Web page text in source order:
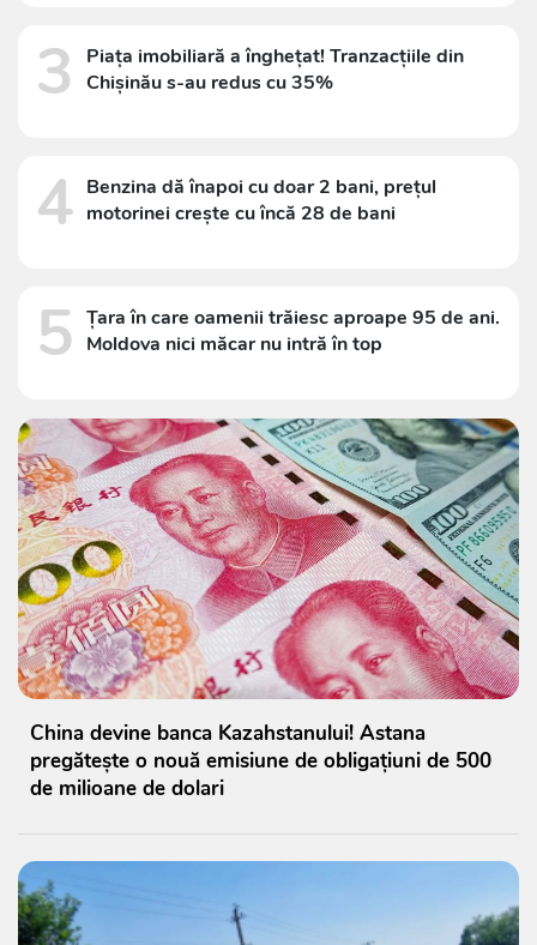
3
Piața imobiliară a înghețat! Tranzacțiile din
Chișinău s-au redus cu 35%
4 Benzina dă înapoi cu doar 2 bani, prețul
motorinei crește cu încă 28 de bani
5 Țara în care oamenii trăiesc aproape 95 de ani.
Moldova nici măcar nu intră în top
China devine banca Kazahstanului! Astana
pregătește o nouă emisiune de obligațiuni de 500
de milioane de dolari